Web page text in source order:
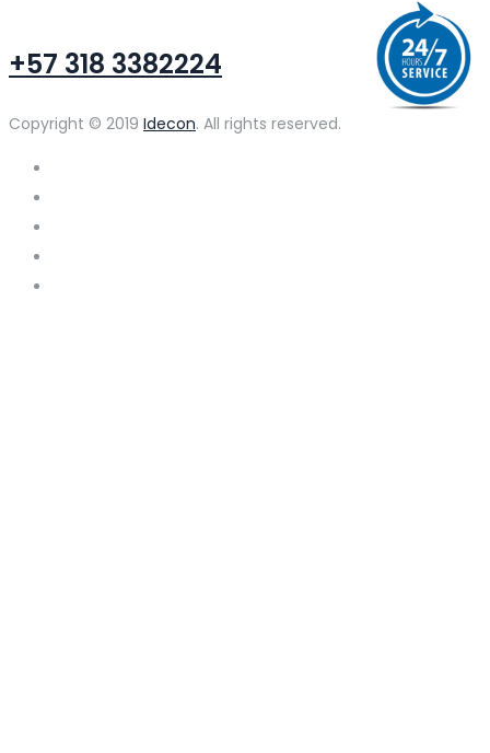
+57 318 3382224
Copyright © 2019 Idecon. All rights reserved.